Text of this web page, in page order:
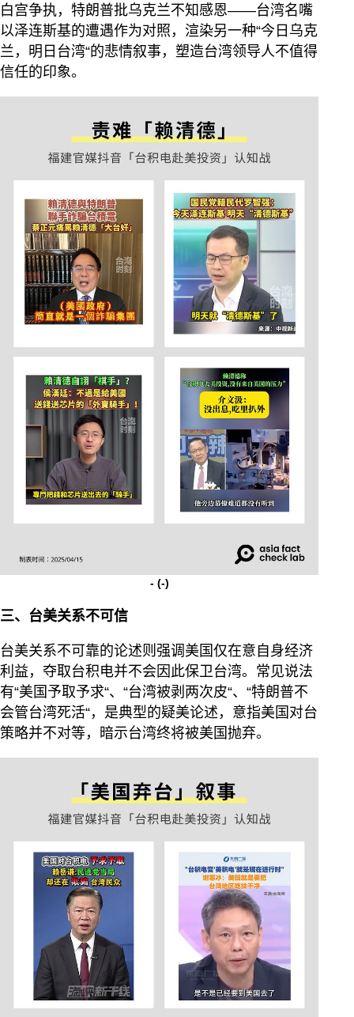
白宫争执，特朗普批乌克兰不知感恩——台湾名嘴
以泽连斯基的遭遇作为对照，渲染另一种“今日乌克
兰，明日台湾“的悲情叙事，塑造台湾领导人不值得
信任的印象。
- (-)
三、台美关系不可信
台美关系不可靠的论述则强调美国仅在意自身经济
利益，夺取台积电并不会因此保卫台湾。常见说法
有“美国予取予求“、“台湾被剥两次皮“、“特朗普不
会管台湾死活“，是典型的疑美论述，意指美国对台
策略并不对等，暗示台湾终将被美国抛弃。